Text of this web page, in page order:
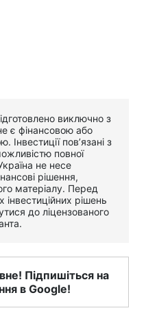
виключно з
є фінансовою або
Інвестиції пов’язані з
повної
не несе
рішення,
матеріалу. Перед
рішень
до ліцензованого
Підпишіться на
в Google!